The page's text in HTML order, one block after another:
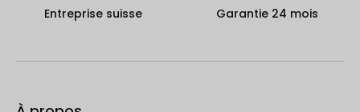
Entreprise suisse Garantie 24 mois